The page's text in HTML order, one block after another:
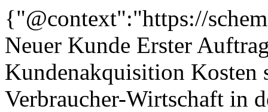
{"@context":"https://
Neuer Kunde Erster
Kundenakquisition Kosten
Verbraucher-Wirtschaft in